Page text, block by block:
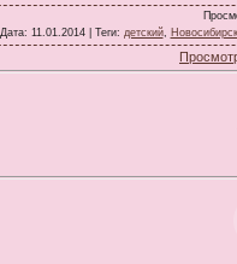
Дата: 11.01.2014 | Теги: детский, Новосибирск